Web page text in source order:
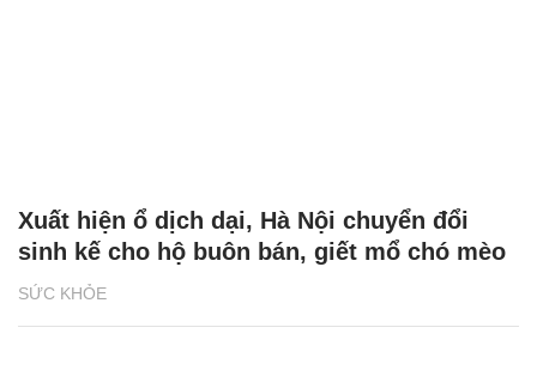
SỨC KHỎE
Xuất hiện ổ dịch dại, Hà Nội chuyển đổi
sinh kế cho hộ buôn bán, giết mổ chó mèo